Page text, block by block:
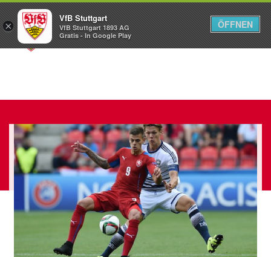
Menü
×
VfB Stuttgart
VfB Stuttgart 1893 AG
Gratis - In Google Play
ÖFFNEN